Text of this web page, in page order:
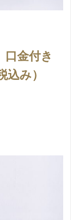
金付き
み）